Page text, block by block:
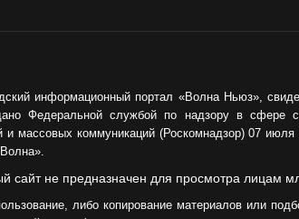
информационный портал «Волна Ньюз»,
Федеральной службой по надзору в сфере
и массовых коммуникаций (Роскомнадзор) 07 июля
сайт не предназначен для просмотра лицам
либо копирование материалов или